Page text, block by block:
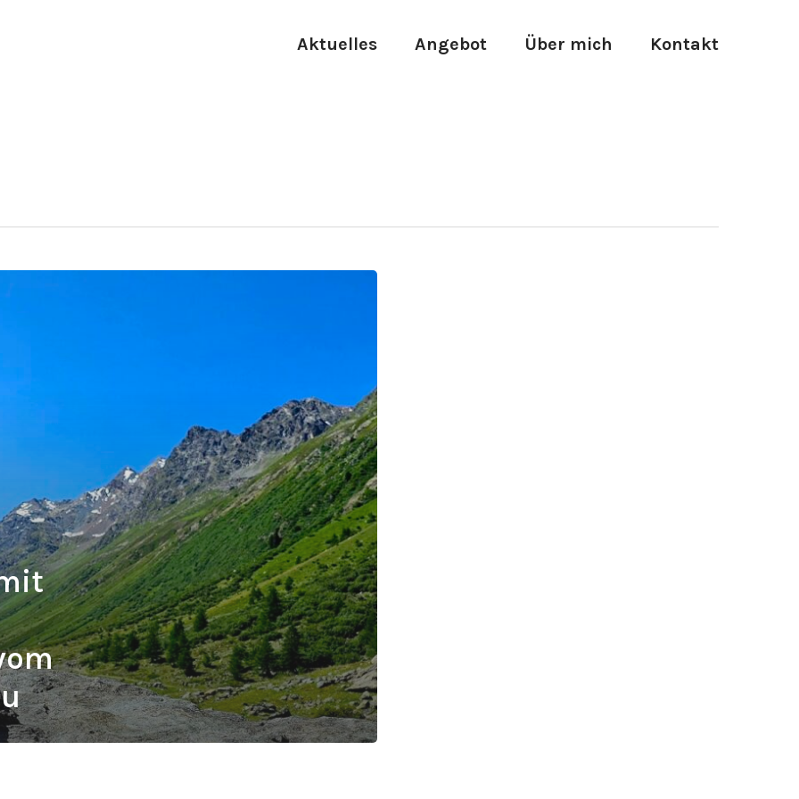
Aktuelles Angebot Über mich Kontakt